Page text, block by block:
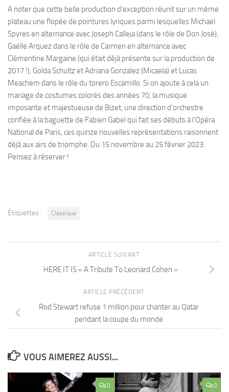
A noter que cette belle production d’exception réunit sur un même
plateau une flopée de pointures lyriques parmi lesquelles Michael
Spyres en alternance avec Joseph Calleja (dans le rôle de Don José),
Gaëlle Arquez dans le rôle de Carmen en alternance avec
Clémentine Margaine (qui était déjà présente sur la production de
2017 !), Golda Schultz et Adriana Gonzalez (Micaela) et Lucas
Meachem dans le rôle du torero Escamillo. Si on ajoute à cela un
mariage de costumes colorés des années 70, la musique
imposante et majestueuse de Bizet, une direction d’orchestre
confiée à la baguette de Fabien Gabel qui fait ses débuts à l’Opéra
National de Paris, ces quinze nouvelles représentations raisonnent
déjà aux airs de triomphe. Du 15 novembre au 25 février 2023.
Pensez à réserver !
Étiquettes : Classique
ARTICLE SUIVANT
HERE IT IS « A Tribute To Leonard Cohen »
ARTICLE PRÉCÉDENT
Rod Stewart refuse 1 million pour chanter au Qatar
pendant la coupe du monde
VOUS AIMEREZ AUSSI...
0 0